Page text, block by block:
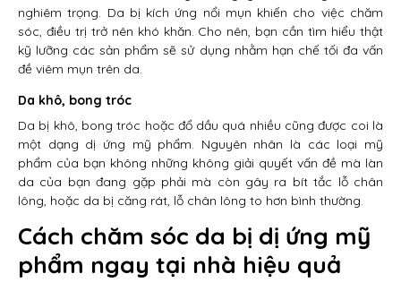
nghiêm trọng. Da bị kích ứng nổi mụn khiến cho việc chăm
sóc, điều trị trở nên khó khăn. Cho nên, bạn cần tìm hiểu thật
kỹ lưỡng các sản phẩm sẽ sử dụng nhằm hạn chế tối đa vấn
đề viêm mụn trên da.
Da khô, bong tróc
Da bị khô, bong tróc hoặc đổ dầu quá nhiều cũng được coi là
một dạng dị ứng mỹ phẩm. Nguyên nhân là các loại mỹ
phẩm của bạn không những không giải quyết vấn đề mà làn
da của bạn đang gặp phải mà còn gây ra bít tắc lỗ chân
lông, hoặc da bị căng rát, lỗ chân lông to hơn bình thường.
Cách chăm sóc da bị dị ứng mỹ
phẩm ngay tại nhà hiệu quả